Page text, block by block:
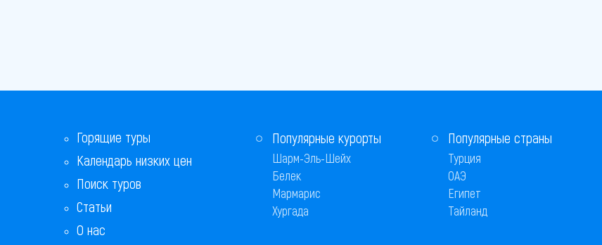
Горящие туры
Календарь низких цен
Поиск туров
Статьи
О нас
Популярные курорты
Шарм-Эль-Шейх
Белек
Мармарис
Хургада
Популярные страны
Турция
ОАЭ
Египет
Тайланд